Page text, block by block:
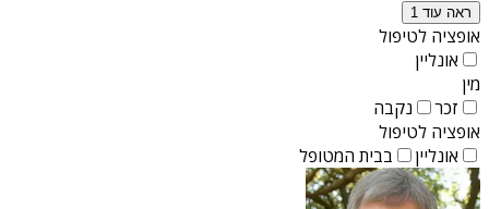
ראה עוד 1
אופציה לטיפול
אונליין
מין
זכר
נקבה
אופציה לטיפול
אונליין
בבית המטופל